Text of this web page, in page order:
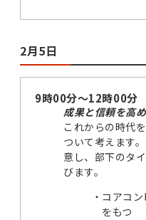
2月5日
9時00分～12時00分
成果と信頼を高
これからの時代
ついて考えます
意し、部下のタ
びます。
コアコン
をもつ